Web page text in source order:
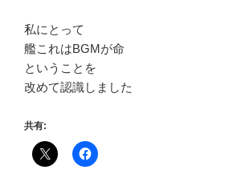
私にとって
艦これはBGMが命
ということを
改めて認識しました
共有: